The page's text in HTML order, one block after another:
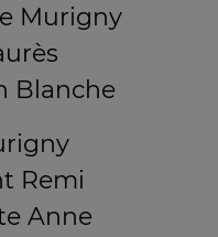
Murigny
Blanche
Remi
Anne